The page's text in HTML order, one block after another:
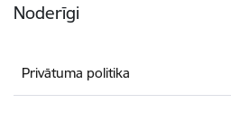
Noderīgi
Privātuma politika